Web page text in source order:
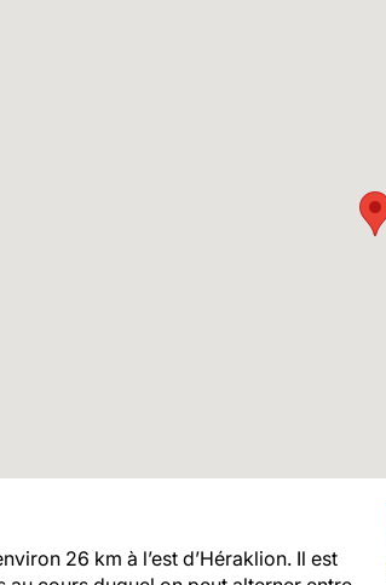
26 km à l’est d’Héraklion. Il est